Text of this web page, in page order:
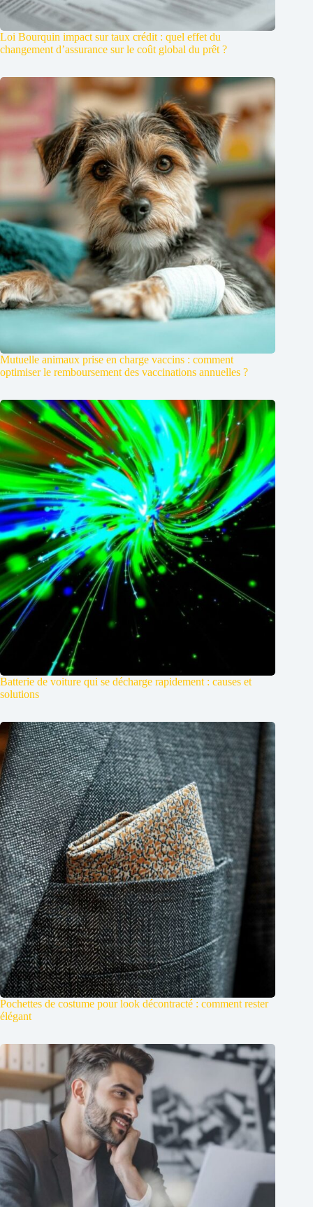
Loi Bourquin impact sur taux crédit : quel effet du
changement d’assurance sur le coût global du prêt ?
Mutuelle animaux prise en charge vaccins : comment
optimiser le remboursement des vaccinations annuelles ?
Batterie de voiture qui se décharge rapidement : causes et
solutions
Pochettes de costume pour look décontracté : comment rester
élégant